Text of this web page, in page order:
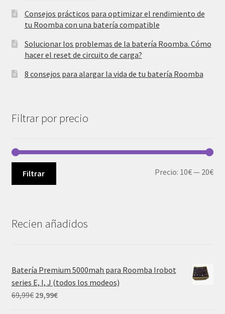
Consejos prácticos para optimizar el rendimiento de
tu Roomba con una batería compatible
Solucionar los problemas de la batería Roomba. Cómo
hacer el reset de circuito de carga?
8 consejos para alargar la vida de tu batería Roomba
Filtrar por precio
Filtrar Precio: 10€— 20€
Recien añadidos
Batería Premium 5000mah para Roomba Irobot
series E, I, J (todos los modeos)
69,99€ El
29,99€El